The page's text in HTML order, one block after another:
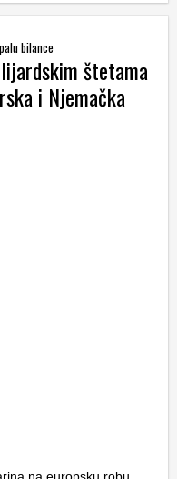
bilance
štetama
i Njemačka